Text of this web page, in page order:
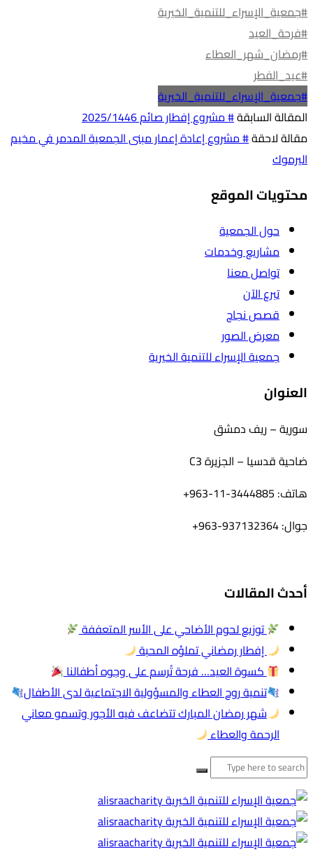
#جمعية_الإسراء_للتنمية_الخيرية
#فرحة_العيد
#رمضان_شهر_العطاء
#عيد_الفطر
#جمعية_الإسراء_للتنمية_الخيرية
المقالة السابقة# مشروع إفطار صائم 2025/1446
مقالة لاحقة# مشروع إعادة إعمار مبنى الجمعية المدمر في مخيم
اليرموك
محتويات الموقع
حول الجمعية
مشاريع وخدمات
تواصل معنا
تبرع الآن
قصص نجاح
معرض الصور
جمعية الإسراء للتنمية الخيرية
العنوان
سورية – ريف دمشق
ضاحية قدسيا – الجزيرة C3
هاتف: 3444885-11-963+
جوال: 937132364-963+
أحدث المقالات
توزيع لحوم الأضاحي على الأسر المتعففة
إفطار رمضاني تملؤه المحبة
كسوة العيد… فرحة تُرسم على وجوه أطفالنا
تنمية روح العطاء والمسؤولية الاجتماعية لدى الأطفال
شهر رمضان المبارك تتضاعف فيه الأجور وتسمو معاني
الرحمة والعطاء
البحث
عن: